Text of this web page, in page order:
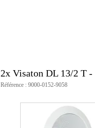
2x Visaton DL 13/2 T
Référence : 9000-0152-9058